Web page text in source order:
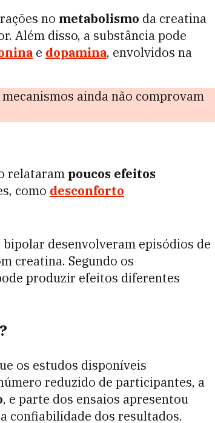
no metabolismo da creatina
Além disso, a substância pode
e dopamina, envolvidos na
ainda não comprovam
relataram poucos efeitos
como desconforto
desenvolveram episódios de
creatina. Segundo os
produzir efeitos diferentes
os estudos disponíveis
reduzido de participantes, a
, e parte dos ensaios apresentou
confiabilidade dos resultados.